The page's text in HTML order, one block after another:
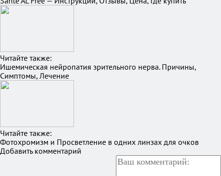
Читайте также:
Ишемическая нейропатия зрительного нерва. Причины,
Симптомы, Лечение
Читайте также:
Фотохромизм и Просветление в одних линзах для очков
Добавить комментарий